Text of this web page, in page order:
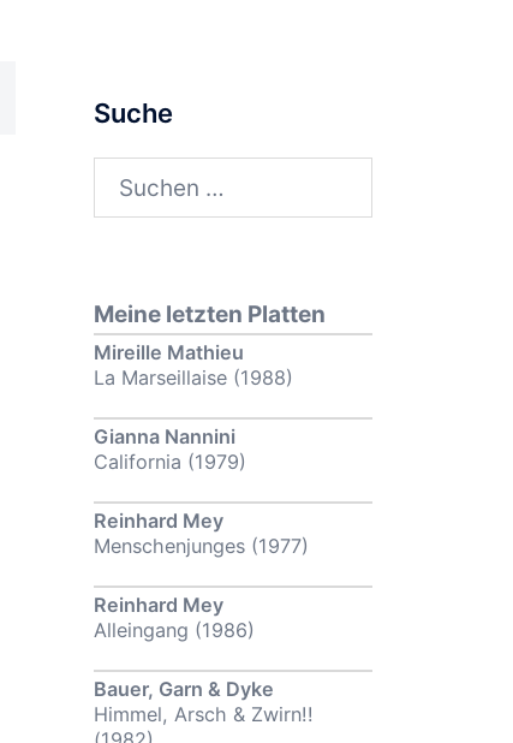
Suche
Suchen
nach:
Meine letzten Platten
Mireille Mathieu
La Marseillaise (1988)
Gianna Nannini
California (1979)
Reinhard Mey
Menschenjunges (1977)
Reinhard Mey
Alleingang (1986)
Bauer, Garn & Dyke
Himmel, Arsch & Zwirn!!